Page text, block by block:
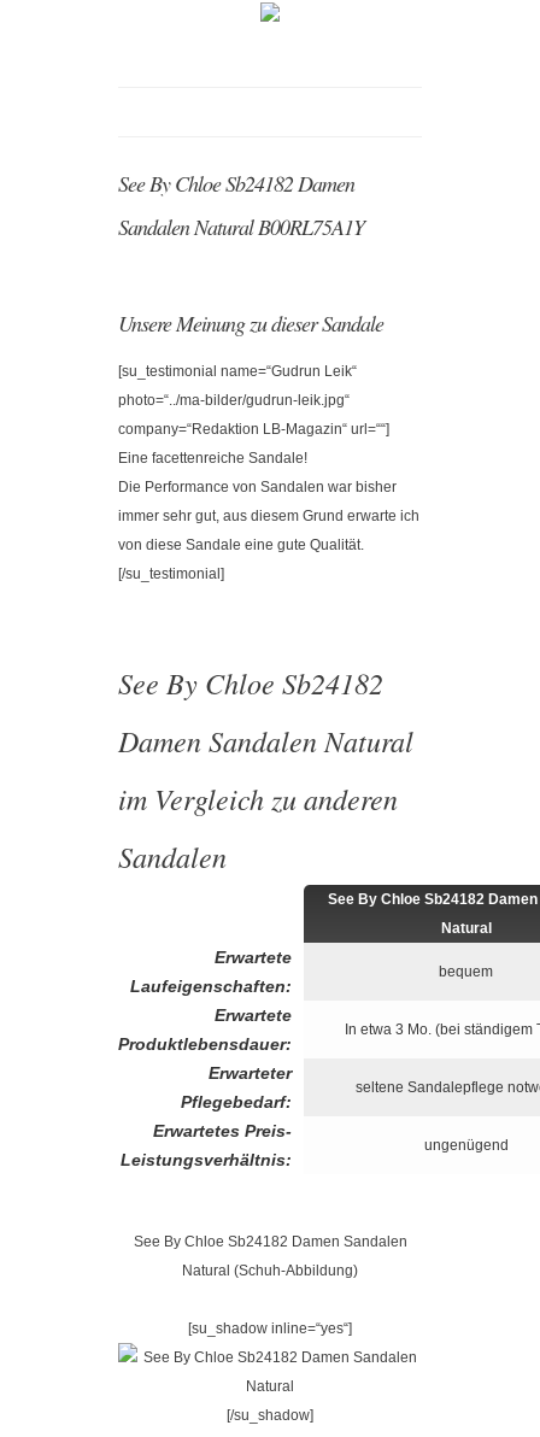
See By Chloe Sb24182 Damen
Sandalen Natural B00RL75A1Y
Unsere Meinung zu dieser Sandale
[su_testimonial name=“Gudrun Leik“
photo=“../ma-bilder/gudrun-leik.jpg“
company=“Redaktion LB-Magazin“ url=““]
Eine facettenreiche Sandale!
Die Performance von Sandalen war bisher
immer sehr gut, aus diesem Grund erwarte ich
von diese Sandale eine gute Qualität.
[/su_testimonial]
See By Chloe Sb24182
Damen Sandalen Natural
im Vergleich zu anderen
Sandalen
See By Chloe Sb24182
Natural
Erwartete
Laufeigenschaften:
bequem
Erwartete
Produktlebensdauer:
In etwa 3 Mo. (bei ständigem
Erwarteter
Pflegebedarf:
seltene Sandalepflege
Erwartetes Preis-
Leistungsverhältnis:
ungenügend
See By Chloe Sb24182 Damen Sandalen
Natural (Schuh-Abbildung)
[su_shadow inline=“yes“]
[/su_shadow]